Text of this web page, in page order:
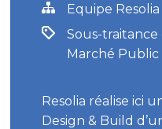
Equipe
Sous-traitance
Marché Public
Resolia réalise ici
Design & Build